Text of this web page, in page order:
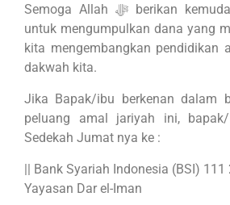
Semoga Allah ﷻ berikan kemudahan kepada kami
untuk mengumpulkan dana yang
kita mengembangkan pendidikan
dakwah kita.
Jika Bapak/ibu berkenan dalam
peluang amal jariyah ini,
Sedekah Jumat nya ke :
|| Bank Syariah Indonesia (BSI) 111
Yayasan Dar el-Iman